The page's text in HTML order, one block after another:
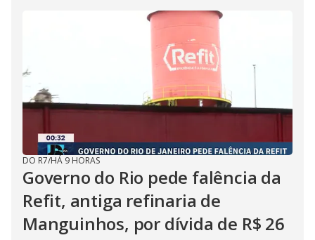
DO R7/HÁ 9 HORAS
Governo do Rio pede falência da
Refit, antiga refinaria de
Manguinhos, por dívida de R$ 26